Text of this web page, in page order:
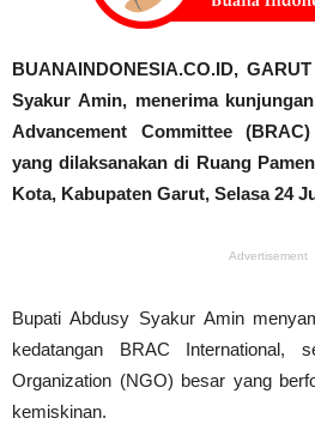
BUANAINDONESIA.CO.ID,
Syakur Amin, menerima
Advancement Committee
yang dilaksanakan di Ruang
Kota, Kabupaten Garut, Selasa 24
Advertisement
Bupati Abdusy Syakur Amin
kedatangan BRAC International,
Organization (NGO) besar yang
kemiskinan.